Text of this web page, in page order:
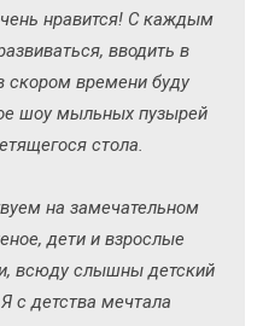
нравится! С каждым
вводить в
скором времени буду
шоу мыльных пузырей
стола.
на замечательном
дети и взрослые
всюду слышны детский
с детства мечтала